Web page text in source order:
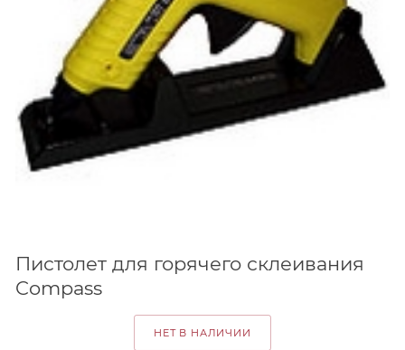
Пистолет для горячего склеивания
Compass
НЕТ В НАЛИЧИИ